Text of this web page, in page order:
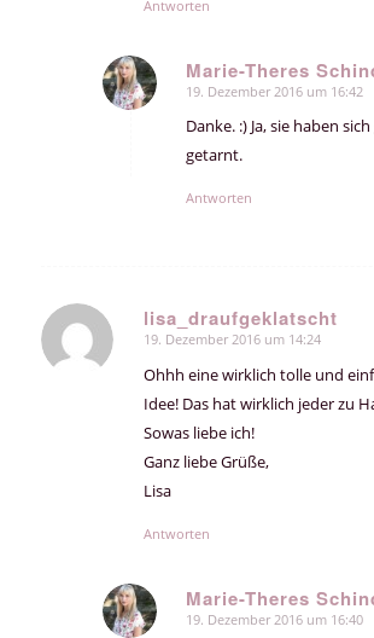
Antworten
Marie-Theres
sagte:
19. Dezember 2016 um 16:42
Danke. :) Ja, sie haben
getarnt.
Antworten
lisa_draufgeklatscht
sagte:
19. Dezember 2016 um 14:24
Ohhh eine wirklich tolle und
Idee! Das hat wirklich jeder zu
Sowas liebe ich!
Ganz liebe Grüße,
Lisa
Antworten
Marie-Theres
sagte:
19. Dezember 2016 um 16:40